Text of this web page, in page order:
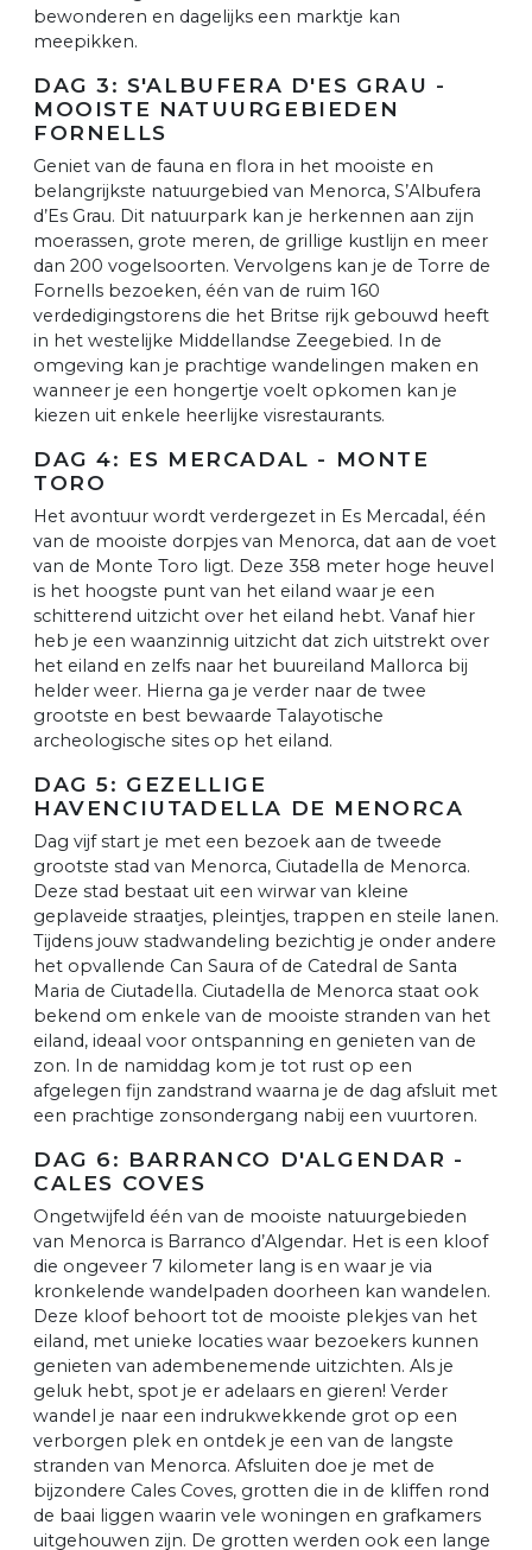
bewonderen en dagelijks een marktje kan
meepikken.
DAG 3: S'ALBUFERA D'ES GRAU -
MOOISTE NATUURGEBIEDEN
FORNELLS
Geniet van de fauna en flora in het mooiste en
belangrijkste natuurgebied van Menorca, S’Albufera
d’Es Grau. Dit natuurpark kan je herkennen aan zijn
moerassen, grote meren, de grillige kustlijn en meer
dan 200 vogelsoorten. Vervolgens kan je de Torre de
Fornells bezoeken, één van de ruim 160
verdedigingstorens die het Britse rijk gebouwd heeft
in het westelijke Middellandse Zeegebied. In de
omgeving kan je prachtige wandelingen maken en
wanneer je een hongertje voelt opkomen kan je
kiezen uit enkele heerlijke visrestaurants.
DAG 4: ES MERCADAL - MONTE
TORO
Het avontuur wordt verdergezet in Es Mercadal, één
van de mooiste dorpjes van Menorca, dat aan de voet
van de Monte Toro ligt. Deze 358 meter hoge heuvel
is het hoogste punt van het eiland waar je een
schitterend uitzicht over het eiland hebt. Vanaf hier
heb je een waanzinnig uitzicht dat zich uitstrekt over
het eiland en zelfs naar het buureiland Mallorca bij
helder weer. Hierna ga je verder naar de twee
grootste en best bewaarde Talayotische
archeologische sites op het eiland.
DAG 5: GEZELLIGE
HAVENCIUTADELLA DE MENORCA
Dag vijf start je met een bezoek aan de tweede
grootste stad van Menorca, Ciutadella de Menorca.
Deze stad bestaat uit een wirwar van kleine
geplaveide straatjes, pleintjes, trappen en steile lanen.
Tijdens jouw stadwandeling bezichtig je onder andere
het opvallende Can Saura of de Catedral de Santa
Maria de Ciutadella. Ciutadella de Menorca staat ook
bekend om enkele van de mooiste stranden van het
eiland, ideaal voor ontspanning en genieten van de
zon. In de namiddag kom je tot rust op een
afgelegen fijn zandstrand waarna je de dag afsluit met
een prachtige zonsondergang nabij een vuurtoren.
DAG 6: BARRANCO D'ALGENDAR -
CALES COVES
Ongetwijfeld één van de mooiste natuurgebieden
van Menorca is Barranco d’Algendar. Het is een kloof
die ongeveer 7 kilometer lang is en waar je via
kronkelende wandelpaden doorheen kan wandelen.
Deze kloof behoort tot de mooiste plekjes van het
eiland, met unieke locaties waar bezoekers kunnen
genieten van adembenemende uitzichten. Als je
geluk hebt, spot je er adelaars en gieren! Verder
wandel je naar een indrukwekkende grot op een
verborgen plek en ontdek je een van de langste
stranden van Menorca. Afsluiten doe je met de
bijzondere Cales Coves, grotten die in de kliffen rond
de baai liggen waarin vele woningen en grafkamers
uitgehouwen zijn. De grotten werden ook een lange